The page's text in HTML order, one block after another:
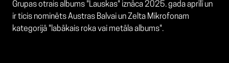
Grupas otrais albums "Lauskas" iznāca 2025. gada aprīlī un
ir ticis nominēts Austras Balvai un Zelta Mikrofonam
kategorijā "labākais roka vai metāla albums".